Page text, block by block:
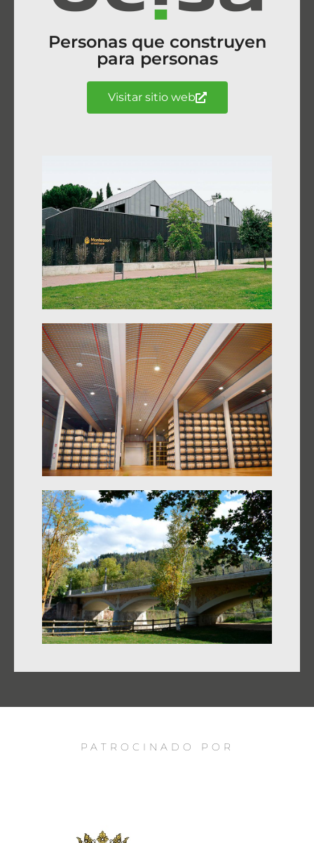
Personas que construyen
para personas
Visitar sitio web
PATROCINADO POR